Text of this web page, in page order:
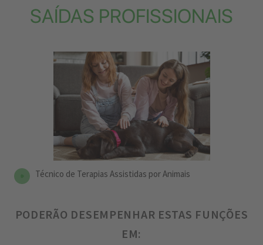
SAÍDAS PROFISSIONAIS
Técnico de Terapias Assistidas por Animais
PODERÃO DESEMPENHAR ESTAS FUNÇÕES
EM: